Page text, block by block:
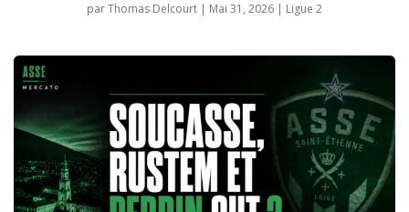
parThomas Delcourt | Mai 31, 2026 | Ligue 2